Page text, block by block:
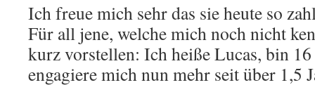
Ich freue mich sehr das sie heute so
Für all jene, welche mich noch nicht
kurz vorstellen: Ich heiße Lucas, bin
engagiere mich nun mehr seit über 1,5